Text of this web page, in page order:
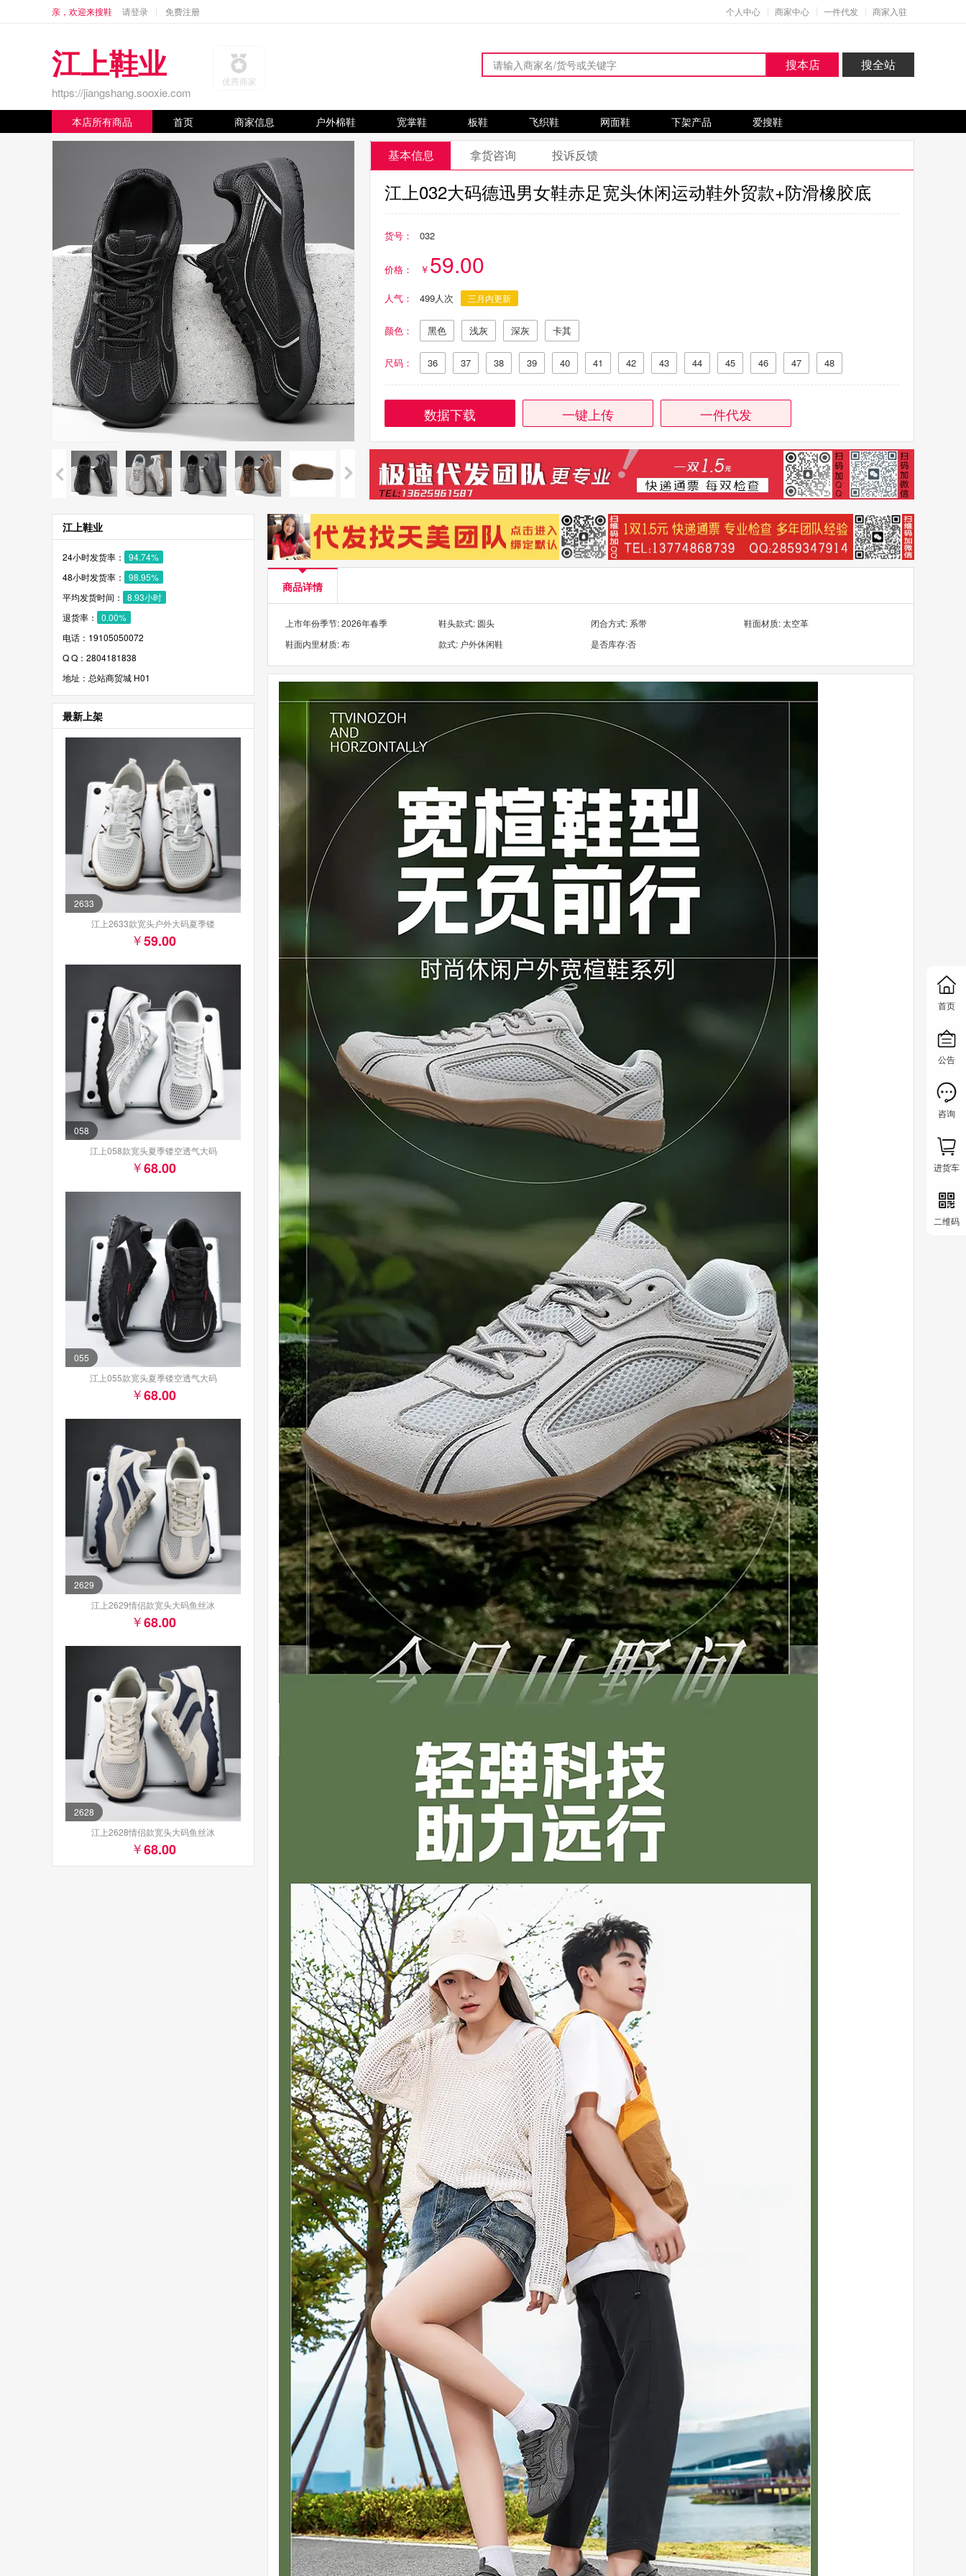
亲，欢迎来搜鞋 请登录 免费注册 个人中心 商家中心 一件代发 商家入驻
江上鞋业
https://jiangshang.sooxie.com
优秀商家
搜本店 搜全站
本店所有商品 首页 商家信息 户外棉鞋 宽掌鞋 板鞋 飞织鞋 网面鞋 下架产品 爱搜鞋
基本信息 拿货咨询 投诉反馈
江上032大码德迅男女鞋赤足宽头休闲运动鞋外贸款+防滑橡胶底
货号： 032
价格： 59.00
人气： 499人次 三月内更新
颜色： 黑色 浅灰 深灰 卡其
尺码： 36 37 38 39 40 41 42 43 44 45 46 47 48
数据下载 一键上传 一件代发
江上鞋业
24小时发货率：
94.74%
48小时发货率：
98.95%
平均发货时间：
8.93小时
退货率：
0.00%
电话：19105050072
Q Q：2804181838
地址：总站商贸城 H01
最新上架
2633
江上2633款宽头户外大码夏季镂
59.00
058
江上058款宽头夏季镂空透气大码
68.00
055
江上055款宽头夏季镂空透气大码
68.00
2629
江上2629情侣款宽头大码鱼丝冰
68.00
2628
江上2628情侣款宽头大码鱼丝冰
68.00
商品详情
上市年份季节: 2026年春季 鞋头款式: 圆头 闭合方式: 系带
鞋面材质: 太空革
鞋面内里材质: 布
款式: 户外休闲鞋 是否库存:否
首页
公告
咨询
进货车
二维码